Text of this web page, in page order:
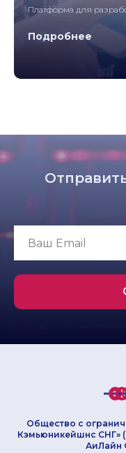
Платформа для
Подробнее
Общество с
Кэмьюникейшнс СНГ»
АиЛайн